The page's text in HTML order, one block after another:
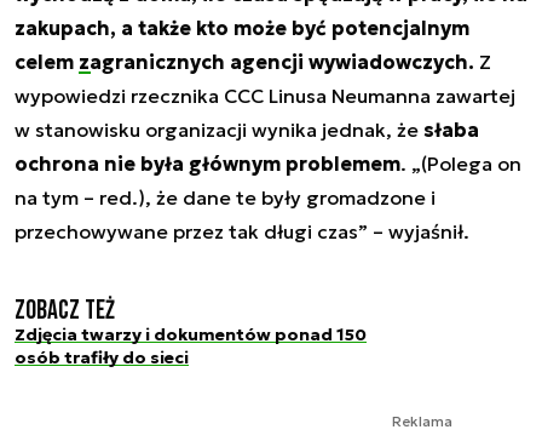
zakupach, a także kto może być potencjalnym
celem zagranicznych agencji wywiadowczych. Z
wypowiedzi rzecznika CCC Linusa Neumanna zawartej
w stanowisku organizacji wynika jednak, że słaba
ochrona nie była głównym problemem. „(Polega on
na tym – red.), że dane te były gromadzone i
przechowywane przez tak długi czas” – wyjaśnił.
Zobacz też
Zdjęcia twarzy i dokumentów ponad 150
osób trafiły do sieci
Reklama